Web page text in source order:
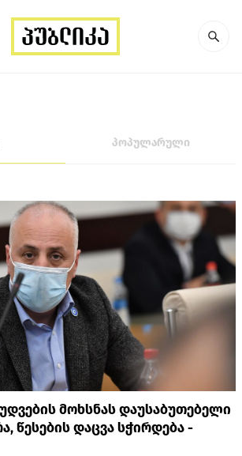
პოპულარული
მოხსნას დაუსაბუთებელი
წესების დაცვა სჭირდება -